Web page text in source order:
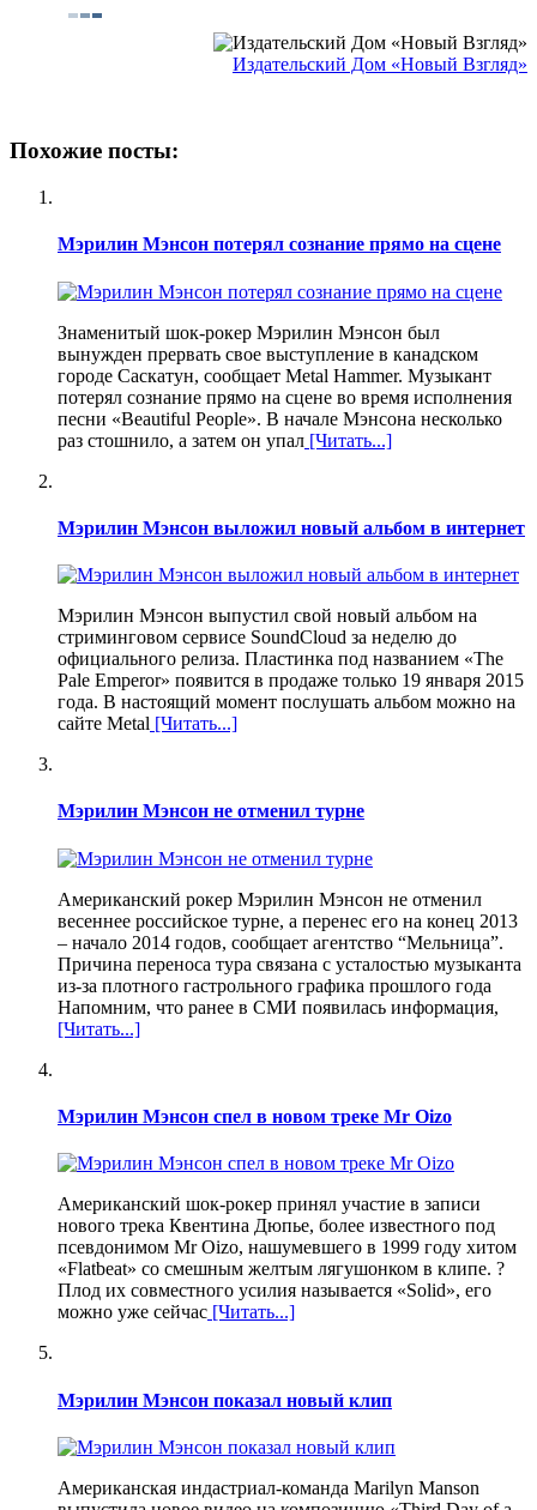
Издательский Дом «Новый Взгляд»
Похожие посты:
Мэрилин Мэнсон потерял сознание прямо на сцене
Знаменитый шок-рокер Мэрилин Мэнсон был
вынужден прервать свое выступление в канадском
городе Саскатун, сообщает Metal Hammer. Музыкант
потерял сознание прямо на сцене во время исполнения
песни «Beautiful People». В начале Мэнсона несколько
раз стошнило, а затем он упал [Читать...]
Мэрилин Мэнсон выложил новый альбом в интернет
Мэрилин Мэнсон выпустил свой новый альбом на
стриминговом сервисе SoundCloud за неделю до
официального релиза. Пластинка под названием «The
Pale Emperor» появится в продаже только 19 января 2015
года. В настоящий момент послушать альбом можно на
сайте Metal [Читать...]
Мэрилин Мэнсон не отменил турне
Американский рокер Мэрилин Мэнсон не отменил
весеннее российское турне, а перенес его на конец 2013
– начало 2014 годов, сообщает агентство “Мельница”.
Причина переноса тура связана с усталостью музыканта
из-за плотного гастрольного графика прошлого года
Напомним, что ранее в СМИ появилась информация,
[Читать...]
Мэрилин Мэнсон спел в новом треке Mr Oizo
Американский шок-рокер принял участие в записи
нового трека Квентина Дюпье, более известного под
псевдонимом Mr Oizo, нашумевшего в 1999 году хитом
«Flatbeat» со смешным желтым лягушонком в клипе. ?
Плод их совместного усилия называется «Solid», его
можно уже сейчас [Читать...]
Мэрилин Мэнсон показал новый клип
Американская индастриал-команда Marilyn Manson